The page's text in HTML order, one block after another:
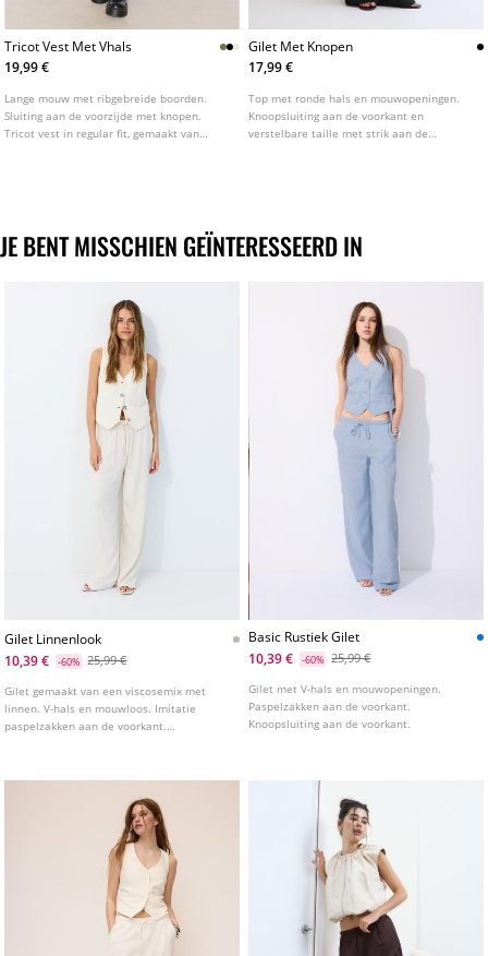
Tricot Vest Met Vhals
19,99 €
Lange mouw met ribgebreide boorden.
Sluiting aan de voorzijde met knopen.
Tricot vest in regular fit, gemaakt van
Gilet Met Knopen
17,99 €
Top met ronde hals en mouwopeningen.
Knoopsluiting aan de voorkant en
verstelbare taille met strik aan de
JE BENT MISSCHIEN GEÏNTERESSEERD IN
Gilet Linnenlook
10,39 €
-60% 25,99 €
Gilet gemaakt van een viscosemix met
linnen. V-hals en mouwloos. Imitatie
paspelzakken aan de voorkant.
Basic Rustiek Gilet
10,39 €
-60% 25,99 €
Gilet met V-hals en mouwopeningen.
Paspelzakken aan de voorkant.
Knoopsluiting aan de voorkant.